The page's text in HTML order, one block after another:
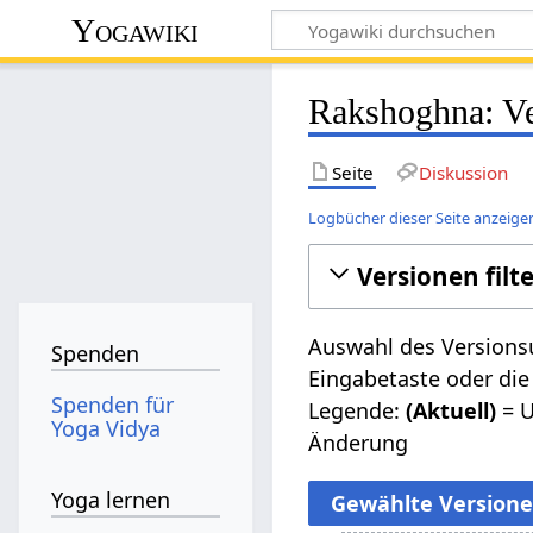
Yogawiki
Rakshoghna:
Seite Diskussion
Logbücher dieser Seite
Versionen
Auswahl des
Eingabetaste oder
Legende:(Aktuell) =
Änderung
Spenden
Spenden für
Yoga Vidya
Yoga lernen